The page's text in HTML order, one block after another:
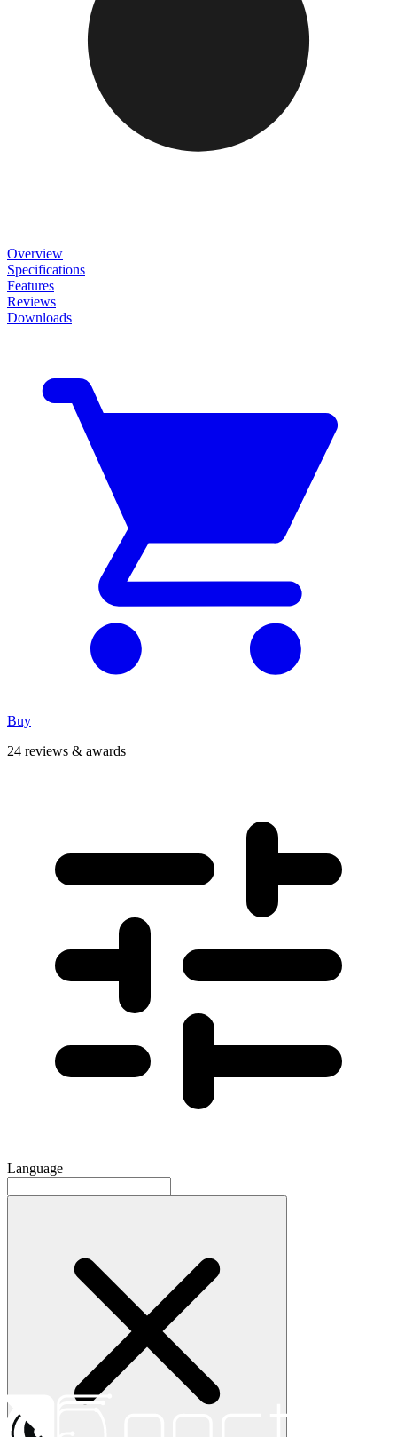
Overview
Specifications
Features
Reviews
Downloads
Buy
24 reviews & awards
Language